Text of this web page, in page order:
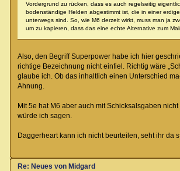
Vordergrund zu rücken, dass es auch regelseitig
bodenständige Helden abgestimmt ist, die in einer
unterwegs sind. So, wie M6 derzeit wirkt, muss man ja
um zu kapieren, dass das eine echte Alternative zum
Also, den Begriff Superpower habe ich hier
richtige Bezeichnung nicht einfiel. Richtig wäre
glaube ich. Ob das inhaltlich einen Unterschied
Ahnung.
Mit 5e hat M6 aber auch mit Schicksalsgaben
würde ich sagen.
Daggerheart kann ich nicht beurteilen, seht ihr da
Re: Neues von Midgard